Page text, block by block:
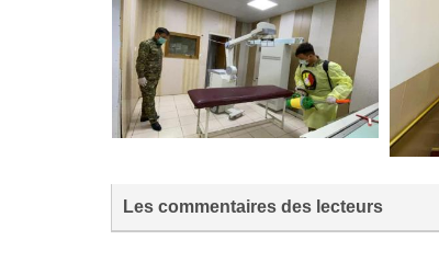
Les commentaires des lecteurs